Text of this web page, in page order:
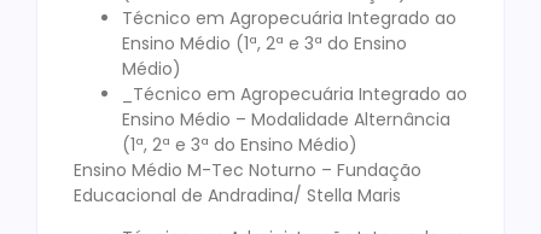
Técnico em Agropecuária Integrado ao
Ensino Médio (1ª, 2ª e 3ª do Ensino
Médio)
_Técnico em Agropecuária Integrado ao
Ensino Médio – Modalidade Alternância
(1ª, 2ª e 3ª do Ensino Médio)
Ensino Médio M-Tec Noturno – Fundação
Educacional de Andradina/ Stella Maris